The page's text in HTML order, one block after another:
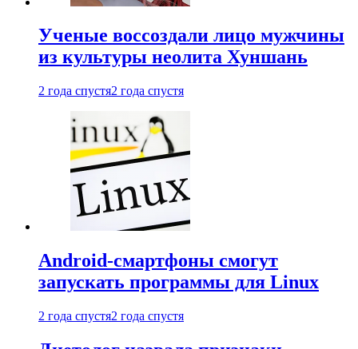
Ученые воссоздали лицо мужчины
из культуры неолита Хуншань
2 года спустя2 года спустя
Android-смартфоны смогут
запускать программы для Linux
2 года спустя2 года спустя